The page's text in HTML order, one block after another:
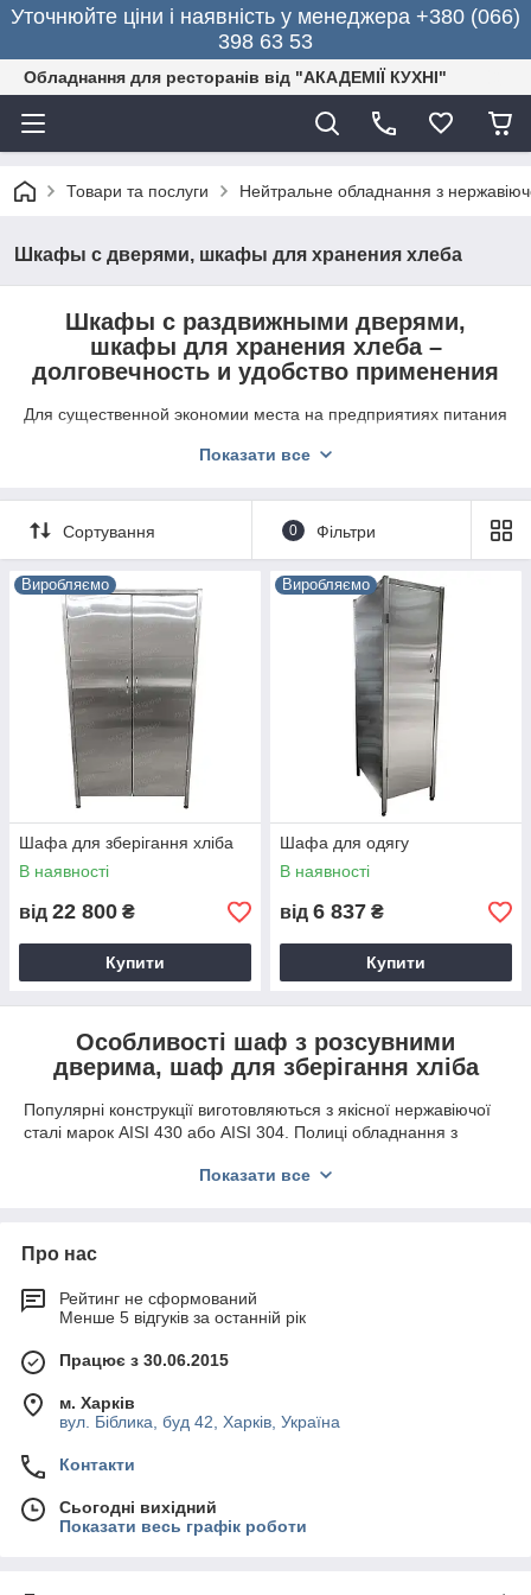
Уточнюйте ціни і наявність у менеджера +380 (066)
398 63 53
Обладнання для ресторанів від "АКАДЕМІЇ КУХНІ"
Товари та послуги Нейтральне обладнання з
Шкафы с дверями, шкафы для хранения хлеба
Шкафы с раздвижными дверями,
шкафы для хранения хлеба –
долговечность и удобство применения
Для существенной экономии места на предприятиях питания
. Мебель отлично подойдет для
базах отдыха. При помощи конструкций можно хранить
упакованные продукты, кухонный инвентарь, а также
Оптовые и розничные заказчики могут заказать модели в
каталоге магазина «Академия кухни » по приемлемой цене.
Показати все
Сортування 0 Фільтри
Виробляємо
Шафа для зберігання хліба
В наявності
від 22 800 ₴
Купити
Виробляємо
Шафа для одягу
В наявності
від 6 837 ₴
Купити
Особливості шаф з розсувними
дверима, шаф для зберігання хліба
Популярні конструкції виготовляються з якісної нержавіючої
сталі марок AISI 430 або AISI 304. Полиці обладнання з
на напрямних. Конструкції характеризується підвищеною
різною кількістю і матеріалом полиць. Регульовані по висоті
покриття при установці. Меблі для зберігання хліба
виконується з перфорованими бічними стінками і поличками
Компанія «
розумній вартості. Фірма запускає замовлення у виробництво
відразу після внесення покупцем 50%-ої передоплати. У разі
Харкову.
Продукція від виробника доставляється в усі регіони України.
Показати все
Про нас
Рейтинг не сформований
Менше 5 відгуків за останній рік
Працює з 30.06.2015
м. Харків
вул. Біблика, буд 42, Харків, Україна
Контакти
Сьогодні вихідний
Показати весь графік роботи